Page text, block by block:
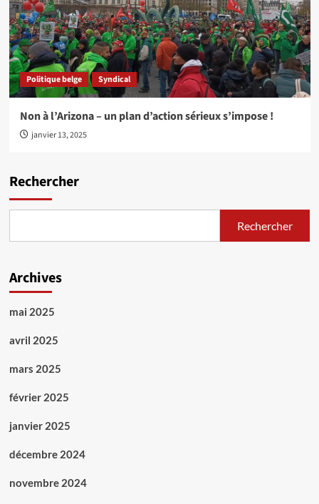
Politique belge Syndical
Non à l’Arizona – un plan d’action sérieux s’impose !
janvier 13, 2025
Rechercher
Rechercher
Archives
mai 2025
avril 2025
mars 2025
février 2025
janvier 2025
décembre 2024
novembre 2024